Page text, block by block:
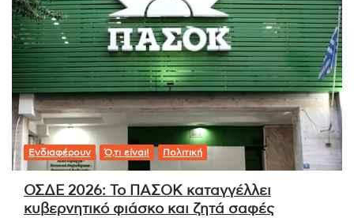
Ενδιαφέρουν Ό,τι είναι! Πολιτική
ΟΣΔΕ 2026: Το ΠΑΣΟΚ καταγγέλλει
κυβερνητικό φιάσκο και ζητά σαφές